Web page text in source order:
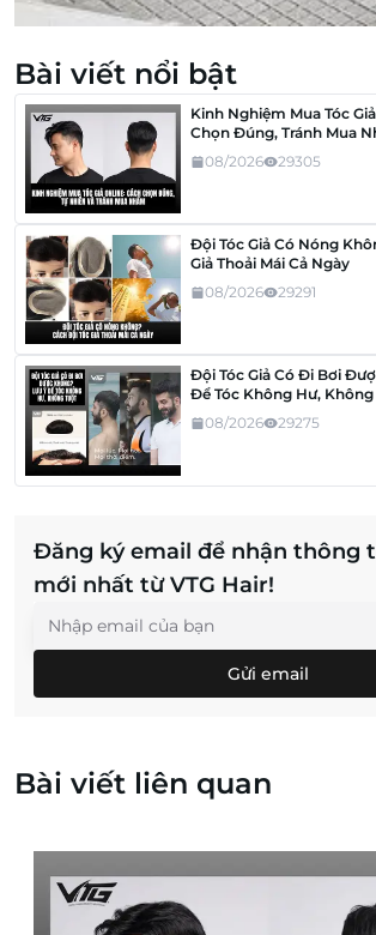
Bài viết nổi bật
Kinh Nghiệm Mua Tóc
Chọn Đúng, Tránh Mua
08/2026
29305
Đội Tóc Giả Có Nóng
Giả Thoải Mái Cả Ngày
08/2026
29291
Đội Tóc Giả Có Đi Bơi
Để Tóc Không Hư,
08/2026
29275
Đăng ký email để nhận thông
mới nhất từ VTG Hair!
Gửi email
Bài viết liên quan